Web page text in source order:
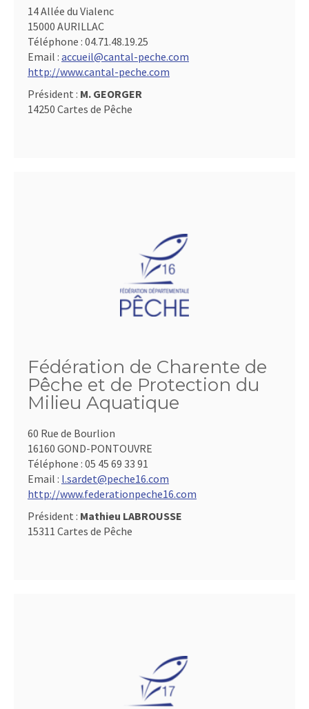
14 Allée du Vialenc
15000 AURILLAC
Téléphone : 04.71.48.19.25
Email : accueil@cantal-peche.com
http://www.cantal-peche.com
Président : M. GEORGER
14250 Cartes de Pêche
Fédération de Charente de
Pêche et de Protection du
Milieu Aquatique
60 Rue de Bourlion
16160 GOND-PONTOUVRE
Téléphone : 05 45 69 33 91
Email : l.sardet@peche16.com
http://www.federationpeche16.com
Président : Mathieu LABROUSSE
15311 Cartes de Pêche